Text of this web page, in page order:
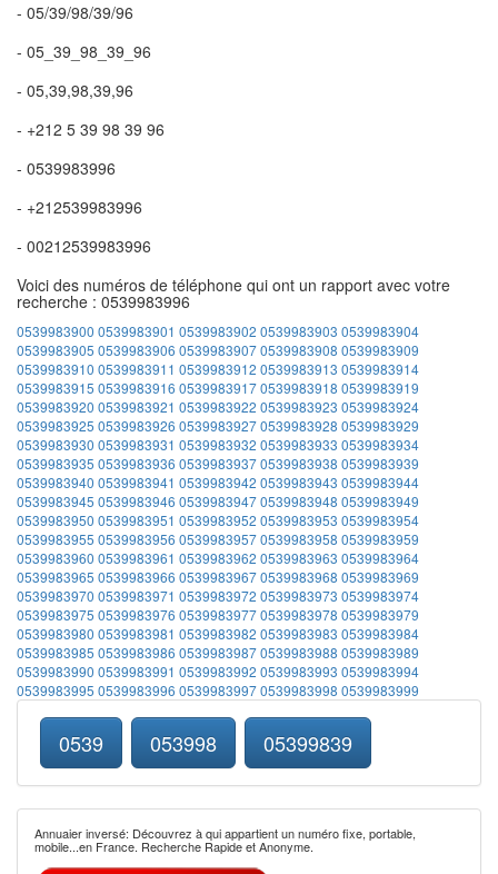
- 05/39/98/39/96
- 05_39_98_39_96
- 05,39,98,39,96
- +212 5 39 98 39 96
- 0539983996
- +212539983996
- 00212539983996
Voici des numéros de téléphone qui ont un rapport avec votre
recherche : 0539983996
0539983900 0539983901 0539983902 0539983903 0539983904
0539983905 0539983906 05399839070539983908 0539983909
0539983910 0539983911 0539983912 0539983913 0539983914
0539983915 0539983916 05399839170539983918 0539983919
0539983920 0539983921 0539983922 0539983923 0539983924
0539983925 0539983926 05399839270539983928 0539983929
0539983930 0539983931 0539983932 0539983933 0539983934
0539983935 0539983936 05399839370539983938 0539983939
0539983940 0539983941 0539983942 0539983943 0539983944
0539983945 0539983946 05399839470539983948 0539983949
0539983950 0539983951 0539983952 0539983953 0539983954
0539983955 0539983956 05399839570539983958 0539983959
0539983960 0539983961 0539983962 0539983963 0539983964
0539983965 0539983966 05399839670539983968 0539983969
0539983970 0539983971 0539983972 0539983973 0539983974
0539983975 0539983976 05399839770539983978 0539983979
0539983980 0539983981 0539983982 0539983983 0539983984
0539983985 0539983986 05399839870539983988 0539983989
0539983990 0539983991 0539983992 0539983993 0539983994
0539983995 0539983996 05399839970539983998 0539983999
0539 053998 05399839
Annuaier inversé: Découvrez à qui appartient un numéro fixe, portable,
mobile...en France. Recherche Rapide et Anonyme.